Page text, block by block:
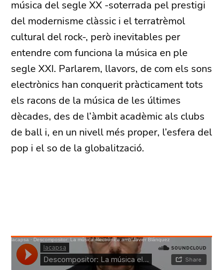
música del segle XX -soterrada pel prestigi
del modernisme clàssic i el terratrèmol
cultural del rock-, però inevitables per
entendre com funciona la música en ple
segle XXI. Parlarem, llavors, de com els sons
electrònics han conquerit pràcticament tots
els racons de la música de les últimes
dècades, des de l’àmbit acadèmic als clubs
de ball i, en un nivell més proper, l’esfera del
pop i el so de la globalització.
lacapsa · Descompositor: La música electrònica amb Javier Blánquez